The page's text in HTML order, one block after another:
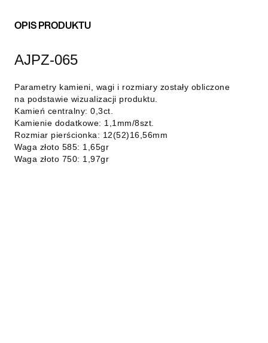
OPIS PRODUKTU
AJPZ-065
Parametry kamieni, wagi i rozmiary zostały obliczone
na podstawie wizualizacji produktu.
Kamień centralny: 0,3ct.
Kamienie dodatkowe: 1,1mm/8szt.
Rozmiar pierścionka: 12(52)16,56mm
Waga złoto 585: 1,65gr
Waga złoto 750: 1,97gr